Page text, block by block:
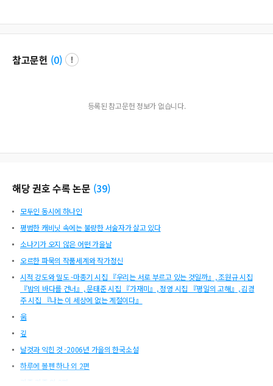
참고문헌 (0)
등록된 참고문헌 정보가 없습니다.
해당 권호 수록 논문 (39)
모두인 동시에 하나인
평범한 캐비닛 속에는 불량한 서술자가 살고 있다
소나기가 오지 않은 어떤 가을날
오르한 파묵의 작품세계와 작가정신
시적 강도와 밀도 -마종기 시집 『우리는 서로 부르고 있는 것일까』, 조원규 시집
『밤의 바다를 건너』, 문태준 시집 『가재미』, 정영 시집 『평일의 고해』, 김경
주 시집 『나는 이 세상에 없는 계절이다』
움
깊
날것과 익힌 것 -2006년 가을의 한국소설
하루에 볼펜 하나 외 2편
가죽 가족 외 2편